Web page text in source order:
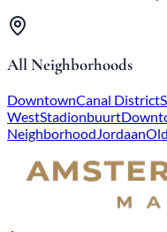
All Neighborhoods
DowntownCanal District
WestStadionbuurt
NeighborhoodJordaan